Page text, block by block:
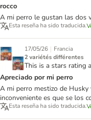
rocco
A mi perro le gustan las dos
Esta reseña ha sido traducida.
17/05/26 | Francia
2 variétés différentes
This is a stars rating
Apreciado por mi perro
A mi perro mestizo de Husky
inconveniente es que se los
Esta reseña ha sido traducida.